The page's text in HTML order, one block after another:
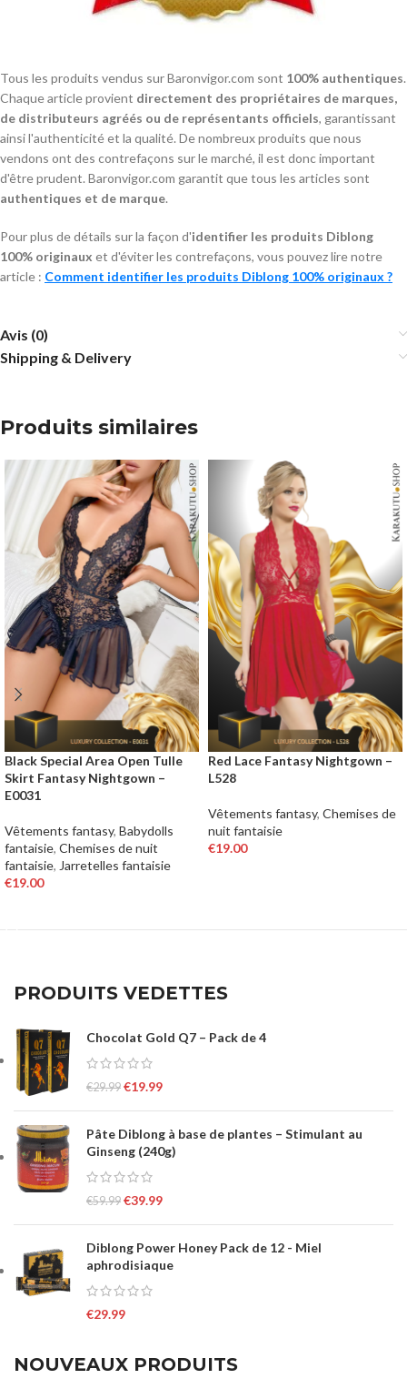
Tous les produits vendus sur Baronvigor.com sont 100% authentiques.
Chaque article provient directement des propriétaires de marques,
de distributeurs agréés ou de représentants officiels, garantissant
ainsi l'authenticité et la qualité. De nombreux produits que nous
vendons ont des contrefaçons sur le marché, il est donc important
d'être prudent. Baronvigor.com garantit que tous les articles sont
authentiques et de marque.
Pour plus de détails sur la façon d'identifier les produits Diblong
100% originaux et d'éviter les contrefaçons, vous pouvez lire notre
article : Comment identifier les produits Diblong 100% originaux ?
Avis (0)
Shipping & Delivery
Produits similaires
Black Special Area Open Tulle
Skirt Fantasy Nightgown –
E0031
Vêtements fantasy, Babydolls
fantaisie, Chemises de nuit
fantaisie, Jarretelles fantaisie
€19.00
Red Lace Fantasy Nightgown –
L528
Vêtements fantasy, Chemises de
nuit fantaisie
€19.00
PRODUITS VEDETTES
Chocolat Gold Q7 – Pack de 4
€29.99 €19.99
Pâte Diblong à base de plantes – Stimulant au
Ginseng (240g)
€59.99 €39.99
Diblong Power Honey Pack de 12 - Miel
aphrodisiaque
€29.99
NOUVEAUX PRODUITS